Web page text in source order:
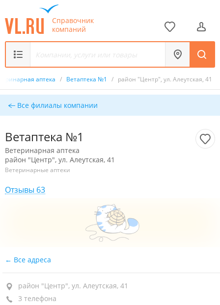
Справочник
компаний
аптека / Ветаптека №1 / район "Центр", ул. Алеутская, 41
Все филиалы компании
Ветаптека №1
Ветеринарная аптека
район "Центр", ул. Алеутская, 41
Ветеринарные аптеки
Отзывы 63
Все адреса
район "Центр", ул. Алеутская, 41
3 телефона